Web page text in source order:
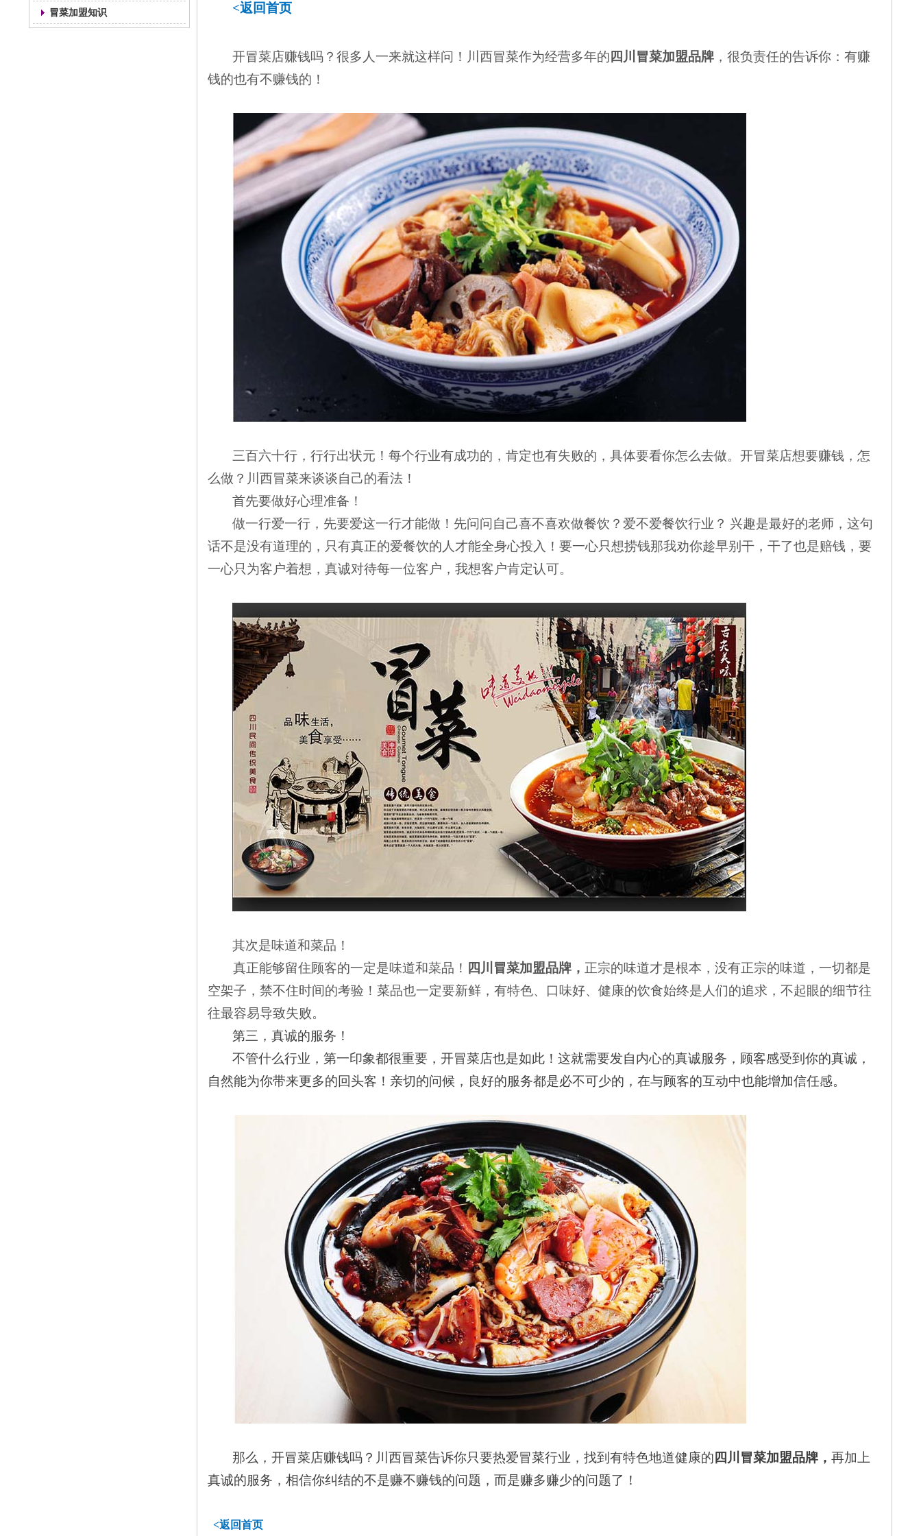
冒菜加盟知识 <返回首页
开冒菜店赚钱吗？很多人一来就这样问！川西冒菜作为经营多年的 四川冒菜加盟品牌 ，很负责任的告诉你：有赚
钱的也有不赚钱的！
三百六十行，行行出状元！每个行业有成功的，肯定也有失败的，具体要看你怎么去做。开冒菜店想要赚钱，怎
么做？川西冒菜来谈谈自己的看法！
首先要做好心理准备！
做一行爱一行，先要爱这一行才能做！先问问自己喜不喜欢做餐饮？爱不爱餐饮行业？ 兴趣是最好的老师，这句
话不是没有道理的，只有真正的爱餐饮的人才能全身心投入！要一心只想捞钱那我劝你趁早别干，干了也是赔钱，要
一心只为客户着想，真诚对待每一位客户，我想客户肯定认可。
其次是味道和菜品！
真正能够留住顾客的一定是味道和菜品！ 四川冒菜加盟品牌， 正宗的味道才是根本， 没有正宗的味道，一切都是
空架子，禁不住时间的考验！菜品也一定要新鲜，有特色、口味好、健康的饮食始终是人们的追求，不起眼的细节往
往最容易导致失败。
第三，真诚的服务！
不管什么行业，第一印象都很重要，开冒菜店也是如此！这就需要发自内心的真诚服务，顾客感受到你的真诚，
自然能为你带来更多的回头客！亲切的问候，良好的服务都是必不可少的，在与顾客的互动中也能增加信任感。
那么，开冒菜店赚钱吗？川西冒菜告诉你只要热爱冒菜行业，找到有特色地道健康的 四川冒菜加盟品牌， 再加上
真诚的服务，相信你纠结的不是赚不赚钱的问题，而是赚多赚少的问题了！
<返回首页